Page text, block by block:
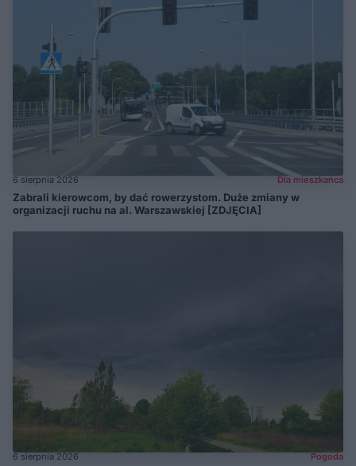
6 sierpnia 2026 Dla mieszkańca
Zabrali kierowcom, by dać rowerzystom. Duże zmiany w
organizacji ruchu na al. Warszawskiej [ZDJĘCIA]
6 sierpnia 2026 Pogoda